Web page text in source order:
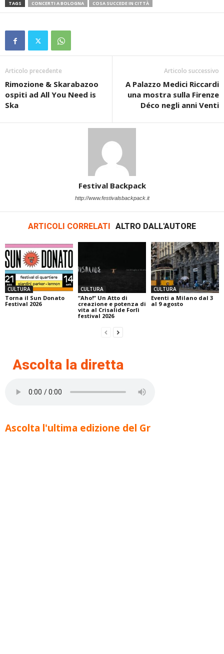
TAGS CONCERTI A BOLOGNA COSA SUCCEDE IN CITTÀ
Articolo precedente
Rimozione & Skarabazoo
ospiti ad All You Need is
Ska
Articolo successivo
A Palazzo Medici Riccardi
una mostra sulla Firenze
Déco negli anni Venti
Festival Backpack
http://www.festivalsbackpack.it
ARTICOLI CORRELATI ALTRO DALL'AUTORE
CULTURA
Torna il Sun Donato
Festival 2026
CULTURA
“Aho!” Un Atto di
creazione e potenza di
vita al Crisalide Forlì
festival 2026
CULTURA
Eventi a Milano dal 3
al 9 agosto
Ascolta la diretta
Ascolta l'ultima edizione del Gr